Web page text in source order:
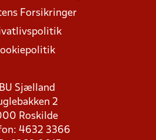
Forsikringer
Sjælland
2
Roskilde
4632 3366